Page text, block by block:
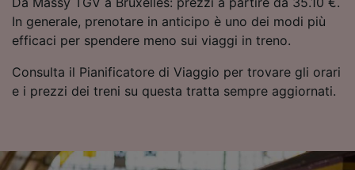
In generale, prenotare in anticipo è uno dei modi più
efficaci per spendere meno sui viaggi in treno.
Consulta il Pianificatore di Viaggio per trovare gli orari
e i prezzi dei treni su questa tratta sempre aggiornati.